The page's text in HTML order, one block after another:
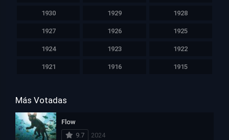
1930 1929 1928
1927 1926 1925
1924 1923 1922
1921 1916 1915
Más Votadas
Flow
9.7
2024